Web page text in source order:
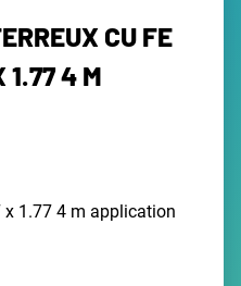
CU FE
4 M
x 1.77 4 m application